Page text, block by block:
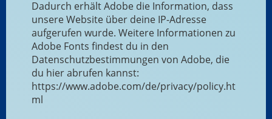
Dadurch erhält Adobe die Information, dass
unsere Website über deine IP-Adresse
aufgerufen wurde. Weitere Informationen zu
Adobe Fonts findest du in den
Datenschutzbestimmungen von Adobe, die
du hier abrufen kannst:
https://www.adobe.com/de/privacy/policy.ht
ml